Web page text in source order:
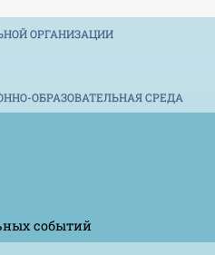
ОРГАНИЗАЦИИ
ОБРАЗОВАТЕЛЬНАЯ СРЕДА
событий